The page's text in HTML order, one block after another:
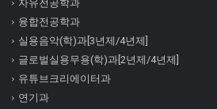
자유전공학과
융합전공학과
실용음악(학)과[3년제/4년제]
글로벌실용무용(학)과[2년제/4년제]
유튜브크리에이터과
연기과